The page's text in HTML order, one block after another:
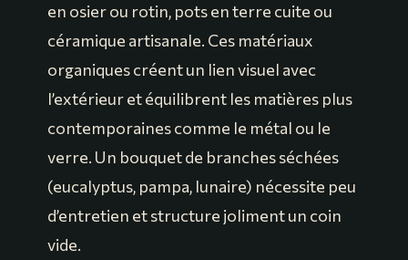
en osier ou rotin, pots en terre cuite ou
céramique artisanale. Ces matériaux
organiques créent un lien visuel avec
l’extérieur et équilibrent les matières plus
contemporaines comme le métal ou le
verre. Un bouquet de branches séchées
(eucalyptus, pampa, lunaire) nécessite peu
d’entretien et structure joliment un coin
vide.